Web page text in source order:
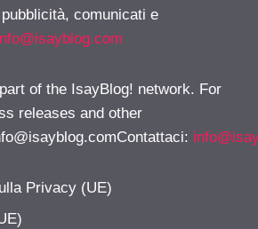
comunicati e
of the IsayBlog! network. For
releases and other
:
Privacy (UE)